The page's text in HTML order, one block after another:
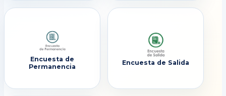
Encuesta de
Permanencia
Encuesta de Salida